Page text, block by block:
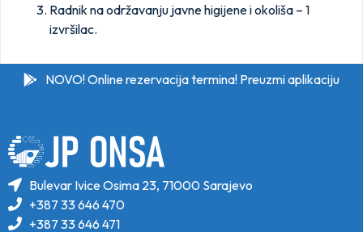
Radnik na održavanju javne higijene i okoliša – 1
izvršilac.
NOVO! Online rezervacija termina! Preuzmi aplikaciju
Bulevar Ivice Osima 23, 71000 Sarajevo
+387 33 646 470
+387 33 646 471